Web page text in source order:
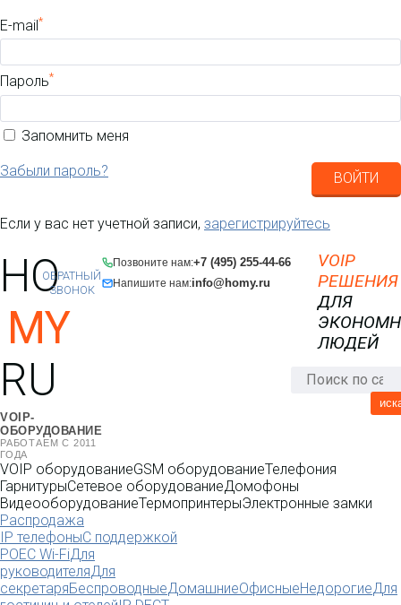
E-mail *
Пароль*
Запомнить меня
Забыли пароль? ВОЙТИ
Если у вас нет учетной записи, зарегистрируйтесь
HO
MY
RU
VOIP-
ОБОРУДОВАНИЕ
РАБОТАЕМ С 2011
ГОДА
Позвоните нам:+7 (495) 255-44-66
Напишите нам:info@homy.ru
ОБРАТНЫЙ
ЗВОНОК
VOIP
РЕШЕНИЯ
ДЛЯ
ЛЮДЕЙ
VOIP оборудованиеGSM оборудованиеТелефония
ГарнитурыСетевое оборудованиеДомофоны
ВидеооборудованиеТермопринтерыЭлектронные замки
Распродажа
IP телефоныС поддержкой
POEC Wi-FiДля
руководителяДля
секретаряБеспроводныеДомашниеОфисныеНедорогиеДля